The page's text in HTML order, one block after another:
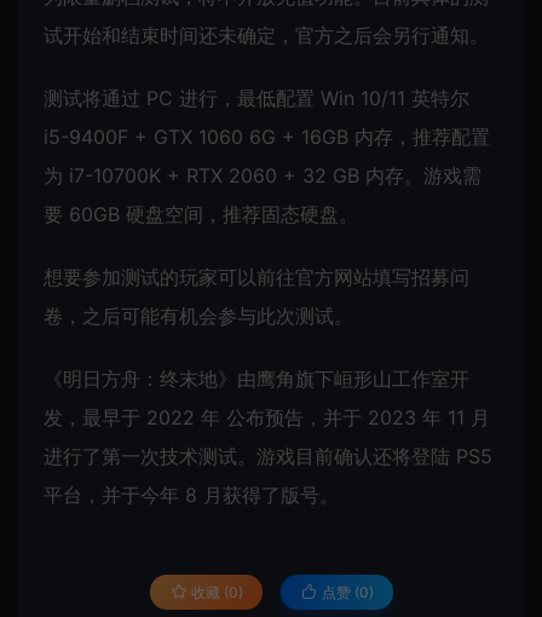
试开始和结束时间还未确定，官方之后会另行通知。
测试将通过 PC 进行，最低配置 Win 10/11 英特尔
i5-9400F + GTX 1060 6G + 16GB 内存，推荐配置
为 i7-10700K + RTX 2060 + 32 GB 内存。游戏需
要 60GB 硬盘空间，推荐固态硬盘。
想要参加测试的玩家可以前往官方网站填写招募问
卷，之后可能有机会参与此次测试。
《明日方舟：终末地》由鹰角旗下峘形山工作室开
发，最早于 2022 年 公布预告，并于 2023 年 11 月
进行了第一次技术测试。游戏目前确认还将登陆 PS5
平台，并于今年 8 月获得了版号。
收藏 (0) 点赞 (0)